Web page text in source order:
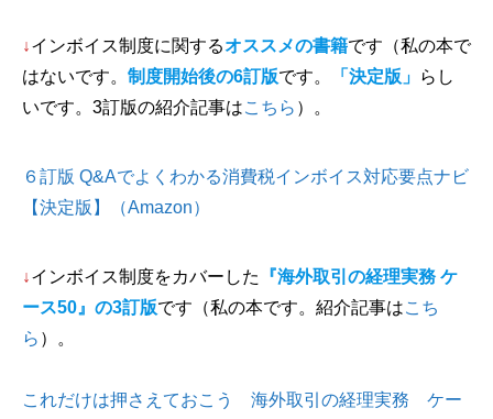
↓インボイス制度に関するオススメの書籍です（私の本で
はないです。 制度開始後の6訂版です。 「決定版」 らし
いです。3訂版の紹介記事はこちら ）。
６訂版 Q&Aでよくわかる消費税インボイス対応要点ナビ
【決定版】（Amazon）
↓インボイス制度をカバーした
『海外取引の経理実務 ケ
ース50』の3訂版です（私の本です。紹介記事はこち
ら ）。
これだけは押さえておこう 海外取引の経理実務 ケー